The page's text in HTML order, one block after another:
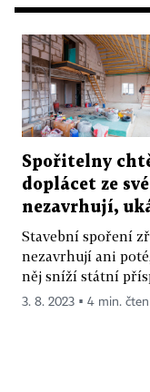
Spořitelny
doplácet ze
nezavrhují,
Stavební spoření
nezavrhují ani
něj sníží státní
3. 8. 2023 ▪ 4 min.